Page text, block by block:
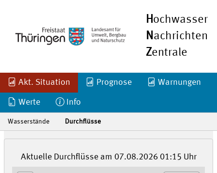
Hochwasser
Nachrichten
Zentrale
Akt. Situation Prognose Warnungen
Werte Info
Wasserstände Durchflüsse
Aktuelle Durchflüsse am 07.08.2026 01:15 Uhr